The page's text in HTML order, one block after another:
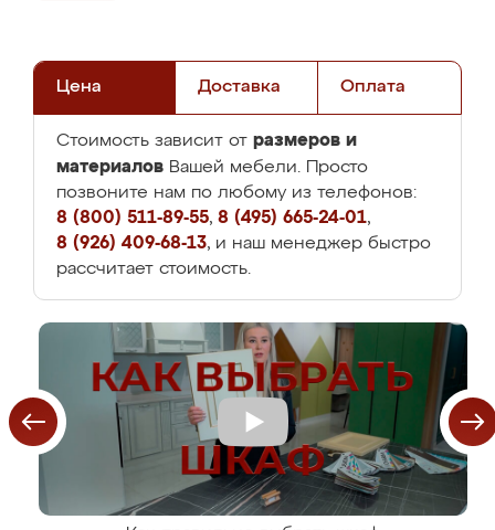
Цена Доставка Оплата
Стоимость зависит от размеров и
материалов Вашей мебели. Просто
позвоните нам по любому из телефонов:
8 (800) 511-89-55, 8 (495) 665-24-01,
8 (926) 409-68-13, и наш менеджер быстро
рассчитает стоимость.